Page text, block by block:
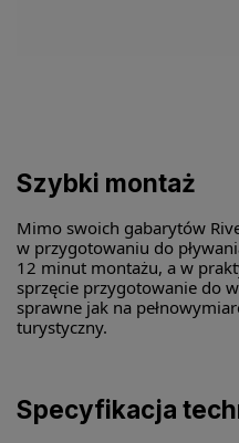
Szybki montaż
Mimo swoich gabarytów
w przygotowaniu do
12 minut montażu, a w
sprzęcie przygotowanie do
sprawne jak na
turystyczny.
Specyfikacja